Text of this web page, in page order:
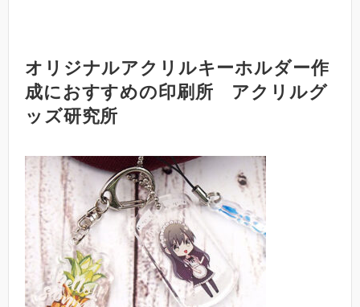
オリジナルアクリルキーホルダー作
成におすすめの印刷所 アクリルグ
ッズ研究所